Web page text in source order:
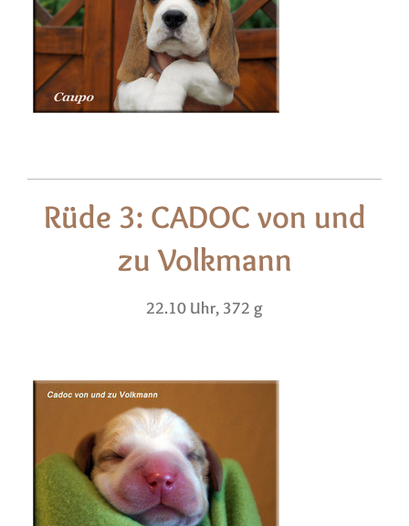
Rüde 3: CADOC von und
zu Volkmann
22.10 Uhr, 372 g